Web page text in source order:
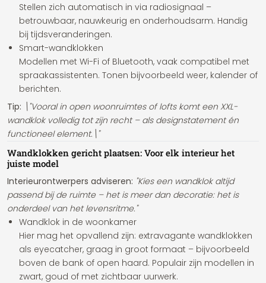
Stellen zich automatisch in via radiosignaal –
betrouwbaar, nauwkeurig en onderhoudsarm. Handig
bij tijdsveranderingen.
Smart-wandklokken
Modellen met Wi-Fi of Bluetooth, vaak compatibel met
spraakassistenten. Tonen bijvoorbeeld weer, kalender of
berichten.
Tip: \"Vooral in open woonruimtes of lofts komt een XXL-
wandklok volledig tot zijn recht – als designstatement én
functioneel element.\"
Wandklokken gericht plaatsen: Voor elk interieur het
juiste model
Interieurontwerpers adviseren: "Kies een wandklok altijd
passend bij de ruimte – het is meer dan decoratie: het is
onderdeel van het levensritme."
Wandklok in de woonkamer
Hier mag het opvallend zijn: extravagante wandklokken
als eyecatcher, graag in groot formaat – bijvoorbeeld
boven de bank of open haard. Populair zijn modellen in
zwart, goud of met zichtbaar uurwerk.